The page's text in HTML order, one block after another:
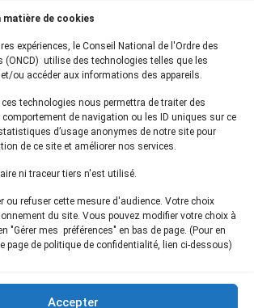
matière de cookies
expériences, le Conseil National de l'Ordre des
(ONCD) utilise des technologies telles que les
ou accéder aux informations des appareils.
technologies nous permettra de traiter des
de navigation ou les ID uniques sur ce
d’usage anonymes de notre site pour
de ce site et améliorer nos services.
ni traceur tiers n'est utilisé.
ou refuser cette mesure d'audience. Votre choix
du site. Vous pouvez modifier votre choix à
"Gérer mes préférences" en bas de page. (Pour en
page de politique de confidentialité, lien ci-dessous)
Accepter
01 44 34 78 80
courrier@oncd.org
Actualités
Presse
Informations légales
Plan du site
vous à notrenewsletter